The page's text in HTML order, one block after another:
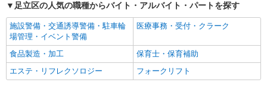
昇給あり
完全週休2日制
フルタイム歓迎
禁煙・分煙
駅直結・駅チカ
車通勤OK
バイク通勤OK
自転車通勤OK
残業少なめ（月20h未満）
交通費支給
足立区の人気の職種からバイト・アルバイト・パートを探す
施設警備・交通誘導警備・駐車輪
場管理・イベント警備
医療事務・受付・クラーク
食品製造・加工
保育士・保育補助
エステ・リフレクソロジー
フォークリフト